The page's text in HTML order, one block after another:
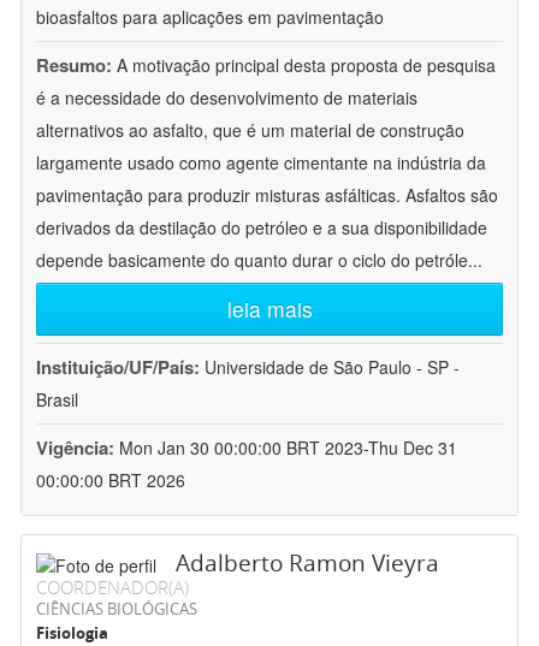
bioasfaltos para aplicações em pavimentação
Resumo: A motivação principal desta proposta de pesquisa
é a necessidade do desenvolvimento de materiais
alternativos ao asfalto, que é um material de construção
largamente usado como agente cimentante na indústria da
pavimentação para produzir misturas asfálticas. Asfaltos são
derivados da destilação do petróleo e a sua disponibilidade
depende basicamente do quanto durar o ciclo do petróle...
leia mais
Instituição/UF/País: Universidade de São Paulo - SP -
Brasil
Vigência: Mon Jan 30 00:00:00 BRT 2023-Thu Dec 31
00:00:00 BRT 2026
Adalberto Ramon Vieyra
COORDENADOR(A)
CIÊNCIAS BIOLÓGICAS
Fisiologia